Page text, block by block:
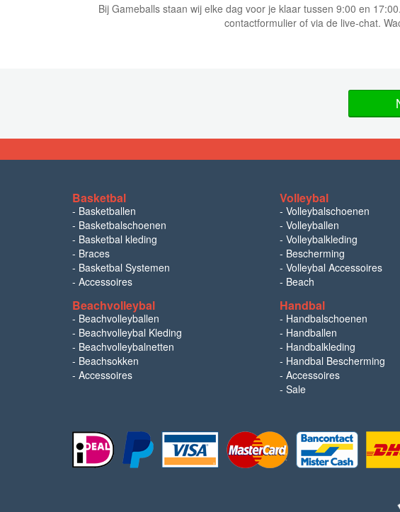
Bij Gameballs staan wij elke dag voor je klaar tussen 9:00 en
contactformulier of via de live-chat.
Basketbal
- Basketballen
- Basketbalschoenen
- Basketbal kleding
- Braces
- Basketbal Systemen
- Accessoires
Volleybal
- Volleybalschoenen
- Volleyballen
- Volleybalkleding
- Bescherming
- Volleybal Accessoires
- Beach
Beachvolleybal
- Beachvolleyballen
- Beachvolleybal Kleding
- Beachvolleybalnetten
- Beachsokken
- Accessoires
Handbal
- Handbalschoenen
- Handballen
- Handbalkleding
- Handbal Bescherming
- Accessoires
- Sale